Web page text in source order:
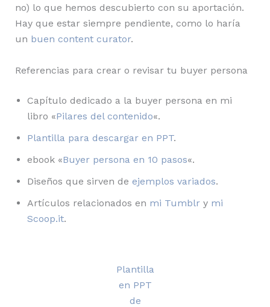
no) lo que hemos descubierto con su aportación.
Hay que estar siempre pendiente, como lo haría
un buen content curator.
Referencias para crear o revisar tu buyer persona
Capítulo dedicado a la buyer persona en mi
libro «Pilares del contenido«.
Plantilla para descargar en PPT.
ebook «Buyer persona en 10 pasos«.
Diseños que sirven de ejemplos variados.
Artículos relacionados en mi Tumblry mi
Scoop.it.
Plantilla
en PPT
de